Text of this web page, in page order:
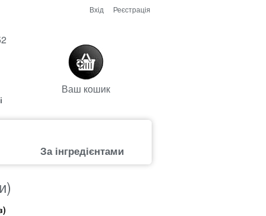
Вхід Реєстрація
Ваш кошик
За інгредієнтами